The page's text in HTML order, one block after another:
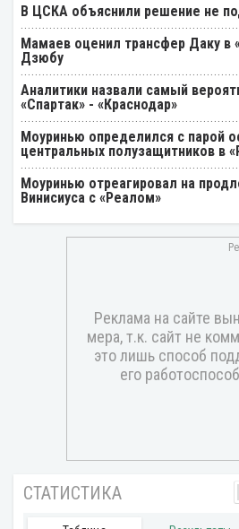
В ЦСКА объяснили решение не
Мамаев оценил трансфер Даку в
Дзюбу
Аналитики назвали самый
«Спартак» - «Краснодар»
Моуринью определился с парой
центральных полузащитников в
Моуринью отреагировал на
Винисиуса с «Реалом»